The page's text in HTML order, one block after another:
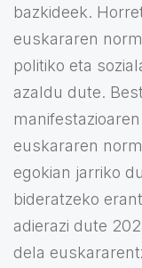
bazkideek.
euskararen
politiko eta
azaldu dute.
euskararen
egokian jarriko
bideratzeko
adierazi dute
dela